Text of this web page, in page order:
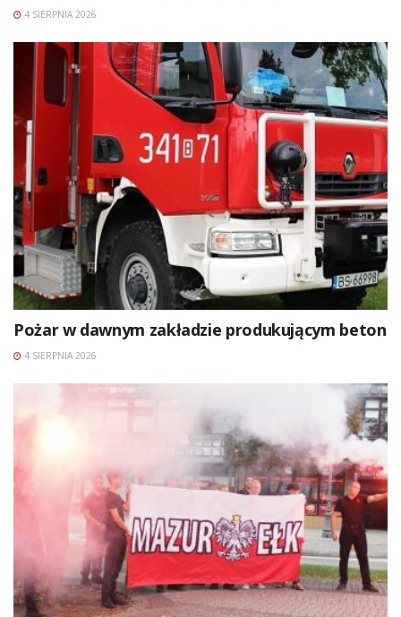
4 SIERPNIA 2026
Pożar w dawnym zakładzie produkującym beton
4 SIERPNIA 2026